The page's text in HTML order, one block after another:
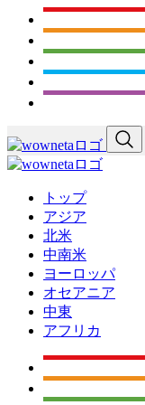
トップ
アジア
北米
中南米
ヨーロッパ
オセアニア
中東
アフリカ